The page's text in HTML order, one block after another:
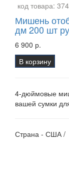
код товара:
Мишень
дм 200 шт
6 900 р.
В корзину
4-дюймовые
вашей сумки
Страна - США /